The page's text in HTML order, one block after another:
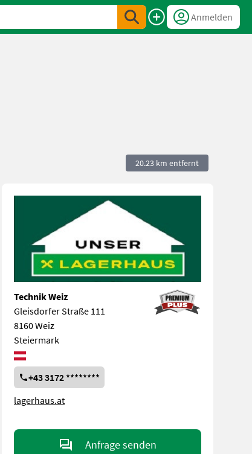
Anmelden
20.23 km entfernt
Technik Weiz
Gleisdorfer Straße 111
8160 Weiz
Steiermark
+43 3172 ********
lagerhaus.at
Anfrage senden